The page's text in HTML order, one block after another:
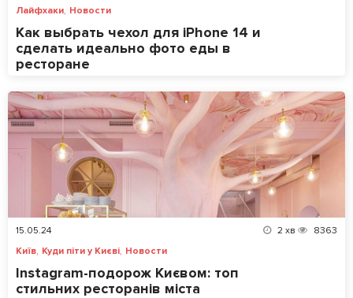
Лайфхаки, Новости
Как выбрать чехол для iPhone 14 и
сделать идеально фото еды в
ресторане
15.05.24 2 хв
8363
Київ, Куди піти у Києві, Новости
Instagram-подорож Києвом: топ
стильних ресторанів міста